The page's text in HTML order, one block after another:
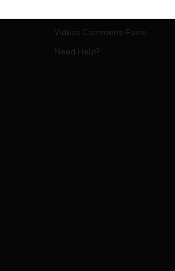
Videos Comment-Faire
Need Help?